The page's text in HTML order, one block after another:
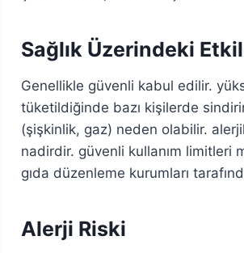
Sağlık Üzerindeki
Genellikle güvenli kabul edilir.
tüketildiğinde bazı kişilerde
(şişkinlik, gaz) neden olabilir.
nadirdir. güvenli kullanım limitleri
gıda düzenleme kurumları
Alerji Riski